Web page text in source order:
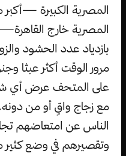
المصرية الكبيرة
المصرية خارج القاهرة—
بازدياد عدد الحشود
مرور الوقت أكثر عبثا
على المتحف عرض أي
مع زجاج واقٍ أو من
الناس عن امتعاضهم
وتقصيرهم في وضع كثير